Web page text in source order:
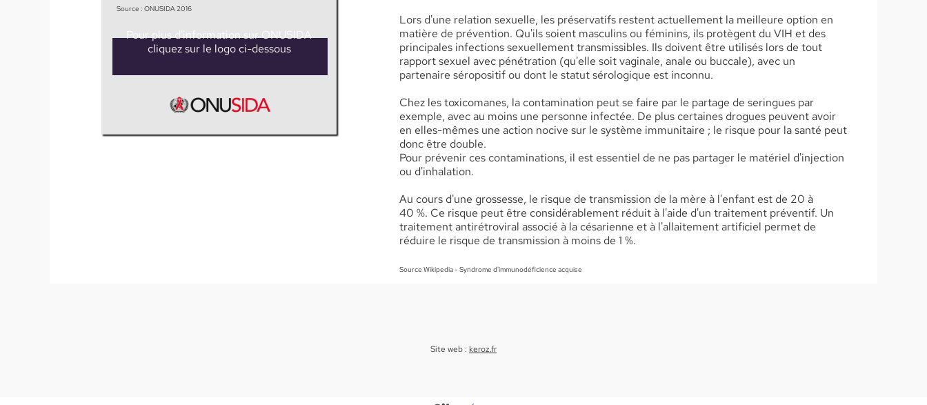
Site web : keroz.fr
Lors d'une relation sexuelle, les préservatifs restent actuellement la meilleure option en
matière de prévention. Qu'ils soient masculins ou féminins, ils protègent du VIH et des
principales infections sexuellement transmissibles. Ils doivent être utilisés lors de tout
rapport sexuel avec pénétration (qu'elle soit vaginale, anale ou buccale), avec un
partenaire séropositif ou dont le statut sérologique est inconnu.
Chez les toxicomanes, la contamination peut se faire par le partage de seringues par
exemple, avec au moins une personne infectée. De plus certaines drogues peuvent avoir
en elles-mêmes une action nocive sur le système immunitaire ; le risque pour la santé peut
donc être double.
Pour prévenir ces contaminations, il est essentiel de ne pas partager le matériel d'injection
ou d'inhalation.
Au cours d'une grossesse, le risque de transmission de la mère à l'enfant est de 20 à
40 %. Ce risque peut être considérablement réduit à l'aide d'un traitement préventif. Un
traitement antirétroviral associé à la césarienne et à l'allaitement artificiel permet de
réduire le risque de transmission à moins de 1 %.
Source Wikipedia - Syndrome d'immunodéficience acquise
Source : ONUSIDA 2016
Pour plus d'information sur ONUSIDA
cliquez sur le logoci-dessous